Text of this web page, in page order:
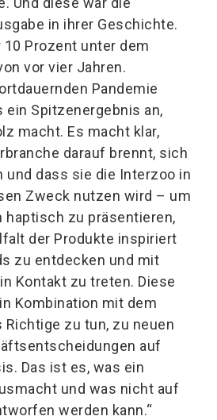
in ihrer Geschichte.
Prozent unter dem
vor vier Jahren.
Pandemie
ein Spitzenergebnis an,
macht. Es macht klar,
darauf brennt, sich
dass sie die Interzoo in
Zweck nutzen wird – um
haptisch zu präsentieren,
der Produkte inspiriert
zu entdecken und mit
Kontakt zu treten. Diese
Kombination mit dem
Richtige zu tun, zu neuen
auf
Das ist es, was ein
und was nicht auf
werden kann.“